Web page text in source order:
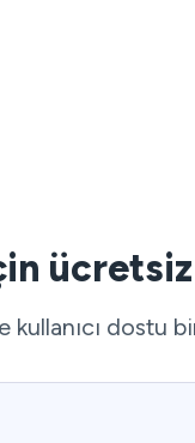
ücretsiz
kullanıcı